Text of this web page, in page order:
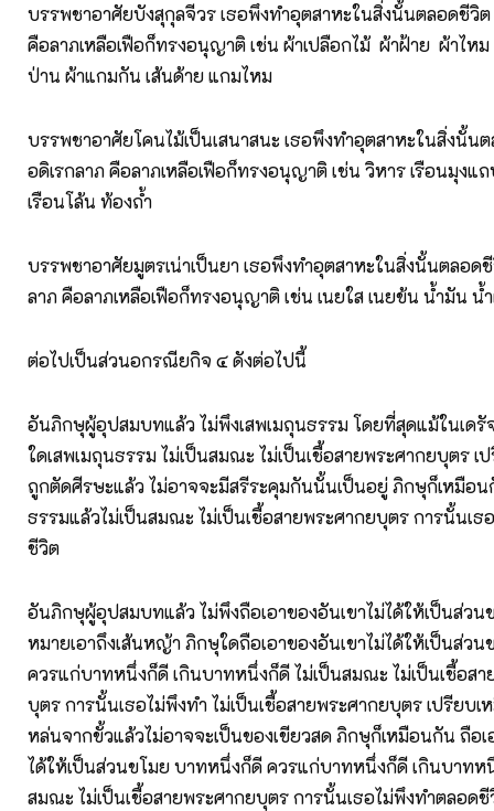
บรรพชาอาศัยบังสุกุลจีวร เธอพึงทำอุตสาหะในสิ่งนั้นตลอดชีวิต
คือลาภเหลือเฟือก็ทรงอนุญาติ เช่น ผ้าเปลือกไม้ ผ้าฝ้าย ผ้าไห
ป่าน ผ้าแกมกัน เส้นด้าย แกมไหม
บรรพชาอาศัยโคนไม้เป็นเสนาสนะ เธอพึงทำอุตสาหะในสิ่งนั้น
อดิเรกลาภ คือลาภเหลือเฟือก็ทรงอนุญาติ เช่น วิหาร เรือนมุงแ
เรือนโล้น ท้องถ้ำ
บรรพชาอาศัยมูตรเน่าเป็นยา เธอพึงทำอุตสาหะในสิ่งนั้นตลอด
ลาภ คือลาภเหลือเฟือก็ทรงอนุญาติ เช่น เนยใส เนยข้น น้ำมัน
ต่อไปเป็นส่วนอกรณียกิจ ๔ ดังต่อไปนี้
อันภิกษุผู้อุปสมบทแล้ว ไม่พึงเสพเมถุนธรรม โดยที่สุดแม้ในเดรั
ใดเสพเมถุนธรรม ไม่เป็นสมณะ ไม่เป็นเชื้อสายพระศากยบุตร เ
ถูกตัดศีรษะแล้ว ไม่อาจจะมีสรีระคุมกันนั้นเป็นอยู่ ภิกษุก็เหมือน
ธรรมแล้วไม่เป็นสมณะ ไม่เป็นเชื้อสายพระศากยบุตร การนั้นเธ
ชีวิต
อันภิกษุผู้อุปสมบทแล้ว ไม่พึงถือเอาของอันเขาไม่ได้ให้เป็นส่วน
หมายเอาถึงเส้นหญ้า ภิกษุใดถือเอาของอันเขาไม่ได้ให้เป็นส่ว
ควรแก่บาทหนึ่งก็ดี เกินบาทหนึ่งก็ดี ไม่เป็นสมณะ ไม่เป็นเชื้อสา
บุตร การนั้นเธอไม่พึงทำ ไม่เป็นเชื้อสายพระศากยบุตร เปรียบเ
หล่นจากขั้วแล้วไม่อาจจะเป็นของเขียวสด ภิกษุก็เหมือนกัน ถือเ
ได้ให้เป็นส่วนขโมย บาทหนึ่งก็ดี ควรแก่บาทหนึ่งก็ดี เกินบาทห
สมณะ ไม่เป็นเชื้อสายพระศากยบุตร การนั้นเธอไม่พึงทำตลอด